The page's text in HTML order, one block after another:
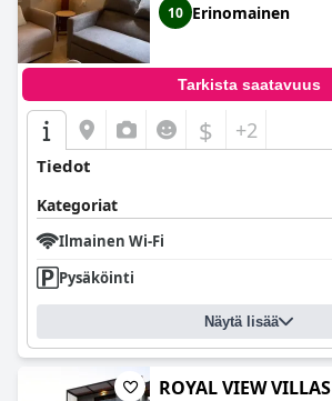
10 Erinomainen
Tarkista saatavuus
$ +2
Tiedot
Kategoriat
Ilmainen Wi-Fi
Pysäköinti
Näytä lisää
ROYAL VIEW VILLAS